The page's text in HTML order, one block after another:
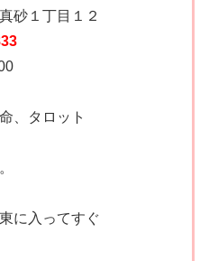
砂１丁目１２
、タロット
に入ってすぐ